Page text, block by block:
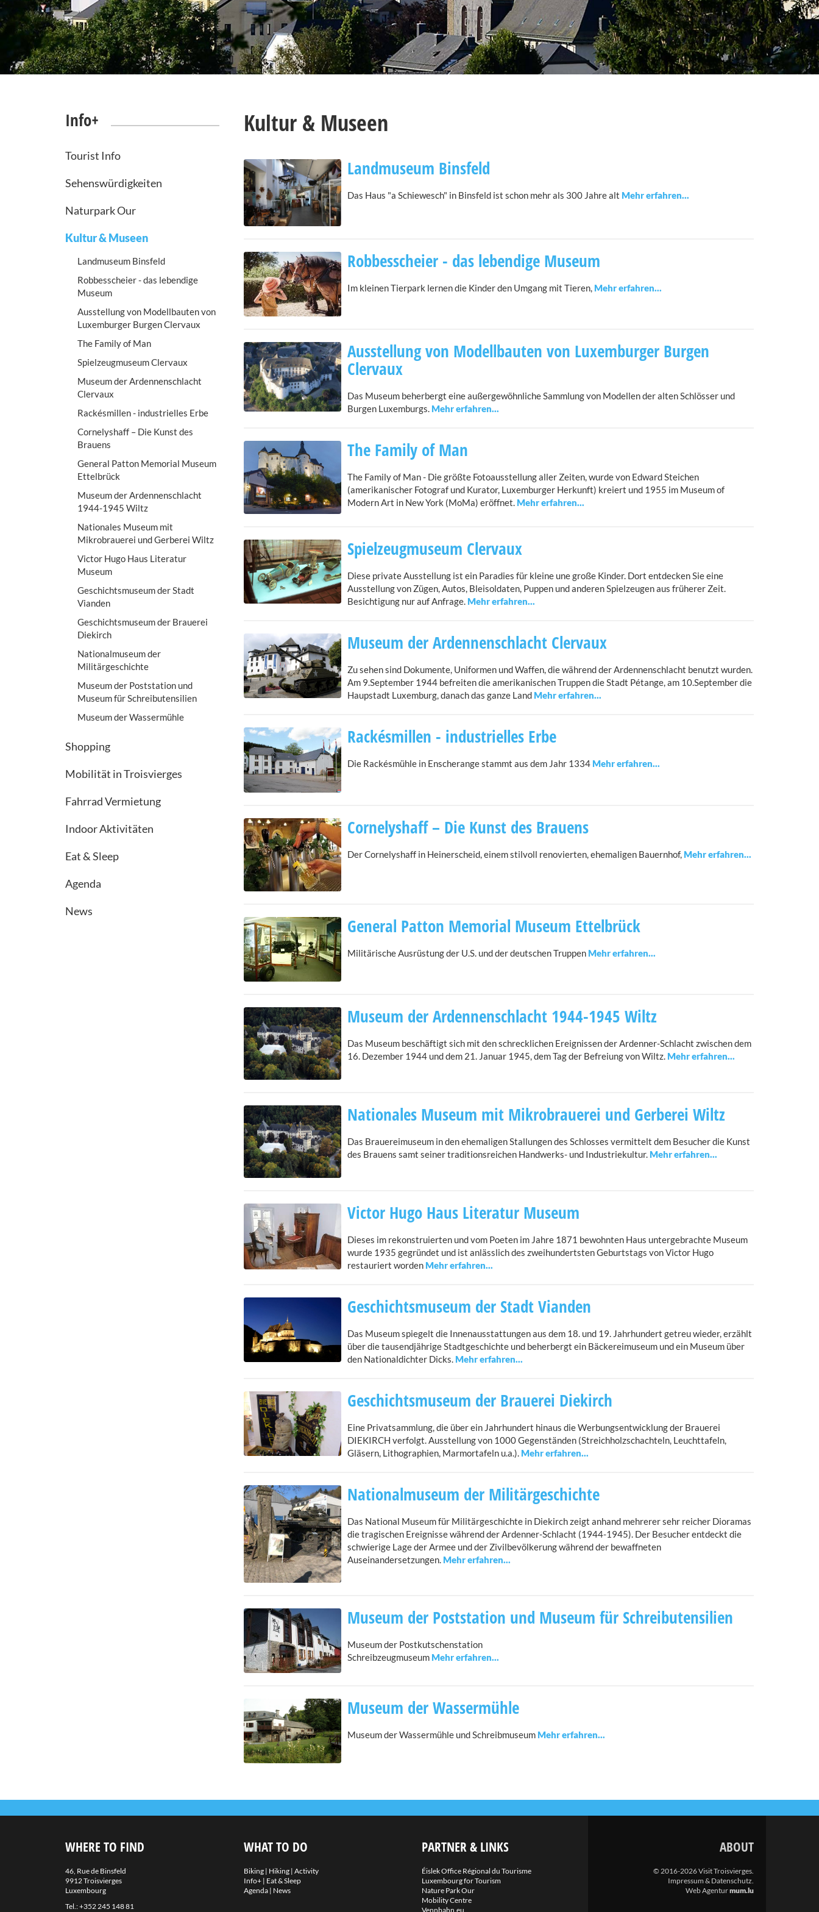
Info+
Tourist Info
Sehenswürdigkeiten
Naturpark Our
Kultur & Museen
Landmuseum Binsfeld
Robbesscheier - das lebendige
Museum
Ausstellung von Modellbauten von
Luxemburger Burgen Clervaux
The Family of Man
Spielzeugmuseum Clervaux
Museum der Ardennenschlacht
Clervaux
Rackésmillen - industrielles Erbe
Cornelyshaff – Die Kunst des
Brauens
General Patton Memorial Museum
Ettelbrück
Museum der Ardennenschlacht
1944-1945 Wiltz
Nationales Museum mit
Mikrobrauerei und Gerberei Wiltz
Victor Hugo Haus Literatur
Museum
Geschichtsmuseum der Stadt
Vianden
Geschichtsmuseum der Brauerei
Diekirch
Nationalmuseum der
Militärgeschichte
Museum der Poststation und
Museum für Schreibutensilien
Museum der Wassermühle
Shopping
Mobilität in Troisvierges
Fahrrad Vermietung
Indoor Aktivitäten
Eat & Sleep
Agenda
News
Kultur & Museen
Landmuseum Binsfeld
Das Haus "a Schiewesch" in Binsfeld ist schon mehr als 300 Jahre alt
Robbesscheier - das lebendige Museum
Im kleinen Tierpark lernen die Kinder den Umgang mit Tieren,
Ausstellung von Modellbauten von Luxemburger Burgen
Clervaux
Das Museum beherbergt eine außergewöhnliche Sammlung von Modellen der alten Schlösser und
Burgen Luxemburgs.
The Family of Man
The Family of Man - Die größte Fotoausstellung aller Zeiten, wurde von Edward Steichen
(amerikanischer Fotograf und Kurator, Luxemburger Herkunft) kreiert und 1955 im Museum of
Modern Art in New York (MoMa) eröffnet.
Spielzeugmuseum Clervaux
Diese private Ausstellung ist ein Paradies für kleine une große Kinder. Dort entdecken Sie eine
Ausstellung von Zügen, Autos, Bleisoldaten, Puppen und anderen Spielzeugen aus früherer Zeit.
Besichtigung nur auf Anfrage.
Museum der Ardennenschlacht Clervaux
Zu sehen sind Dokumente, Uniformen und Waffen, die während der Ardennenschlacht benutzt wurden.
Am 9.September 1944 befreiten die amerikanischen Truppen die Stadt Pétange, am 10.September die
Haupstadt Luxemburg, danach das ganze Land
Rackésmillen - industrielles Erbe
Die Rackésmühle in Enscherange stammt aus dem Jahr 1334
Cornelyshaff – Die Kunst des Brauens
Der Cornelyshaff in Heinerscheid, einem stilvoll renovierten, ehemaligen Bauernhof,
General Patton Memorial Museum Ettelbrück
Militärische Ausrüstung der U.S. und der deutschen Truppen
Museum der Ardennenschlacht 1944-1945 Wiltz
Das Museum beschäftigt sich mit den schrecklichen Ereignissen der Ardenner-Schlacht zwischen dem
16. Dezember 1944 und dem 21. Januar 1945, dem Tag der Befreiung von Wiltz.
Nationales Museum mit Mikrobrauerei und Gerberei Wiltz
Das Brauereimuseum in den ehemaligen Stallungen des Schlosses vermittelt dem Besucher die Kunst
des Brauens samt seiner traditionsreichen Handwerks- und Industriekultur.
Victor Hugo Haus Literatur Museum
Dieses im rekonstruierten und vom Poeten im Jahre 1871 bewohnten Haus untergebrachte Museum
wurde 1935 gegründet und ist anlässlich des zweihundertsten Geburtstags von Victor Hugo
restauriert worden
Geschichtsmuseum der Stadt Vianden
Das Museum spiegelt die Innenausstattungen aus dem 18. und 19. Jahrhundert getreu wieder, erzählt
über die tausendjährige Stadtgeschichte und beherbergt ein Bäckereimuseum und ein Museum über
den Nationaldichter Dicks.
Geschichtsmuseum der Brauerei Diekirch
Eine Privatsammlung, die über ein Jahrhundert hinaus die Werbungsentwicklung der Brauerei
DIEKIRCH verfolgt. Ausstellung von 1000 Gegenständen (Streichholzschachteln, Leuchttafeln,
Gläsern, Lithographien, Marmortafeln u.a.).
Nationalmuseum der Militärgeschichte
Das National Museum für Militärgeschichte in Diekirch zeigt anhand mehrerer sehr reicher Dioramas
die tragischen Ereignisse während der Ardenner-Schlacht (1944-1945). Der Besucher entdeckt die
schwierige Lage der Armee und der Zivilbevölkerung während der bewaffneten
Auseinandersetzungen.
Museum der Poststation und Museum für Schreibutensilien
Museum der Postkutschenstation
Schreibzeugmuseum
Museum der Wassermühle
Museum der Wassermühle und Schreibmuseum
WHERE TO FIND
46, Rue de Binsfeld
9912 Troisvierges
Luxembourg
Tel.:+352 245 148 81
WHAT TO DO
Biking| Hiking| Activity
Info+| Eat & Sleep
Agenda| News
PARTNER & LINKS
Éislek Office Régional du Tourisme
Luxembourg for Tourism
Nature Park Our
Mobility Centre
Vennbahn.eu
ABOUT
© 2016-2026 Visit Troisvierges.
Impressum & Datenschutz.
Web Agenturmum.lu